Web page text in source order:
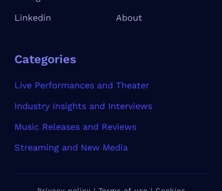
Linkedin
About
Categories
Live Performances and Theater
Industry Insights and Interviews
Music Releases and Reviews
Streaming and New Media